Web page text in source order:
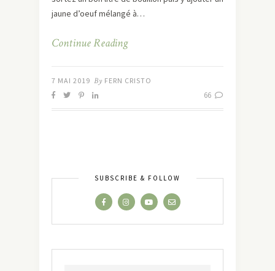
jaune d’oeuf mélangé à…
Continue Reading
7 MAI 2019 By FERN CRISTO
66
SUBSCRIBE & FOLLOW